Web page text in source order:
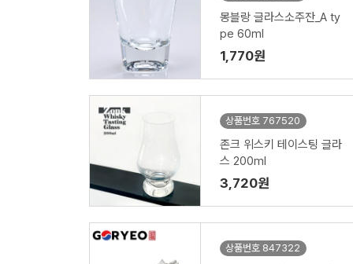
몽블랑 글라스소주잔_A ty
pe 60ml
1,770원
상품번호 767520
존크 위스키 테이스팅 글라
스 200ml
3,720원
상품번호 847322